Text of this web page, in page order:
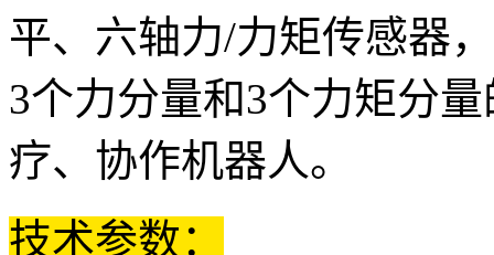
平、六轴力/力矩传感器
3个力分量和3个力矩分
疗、协作机器人。
技术参数：